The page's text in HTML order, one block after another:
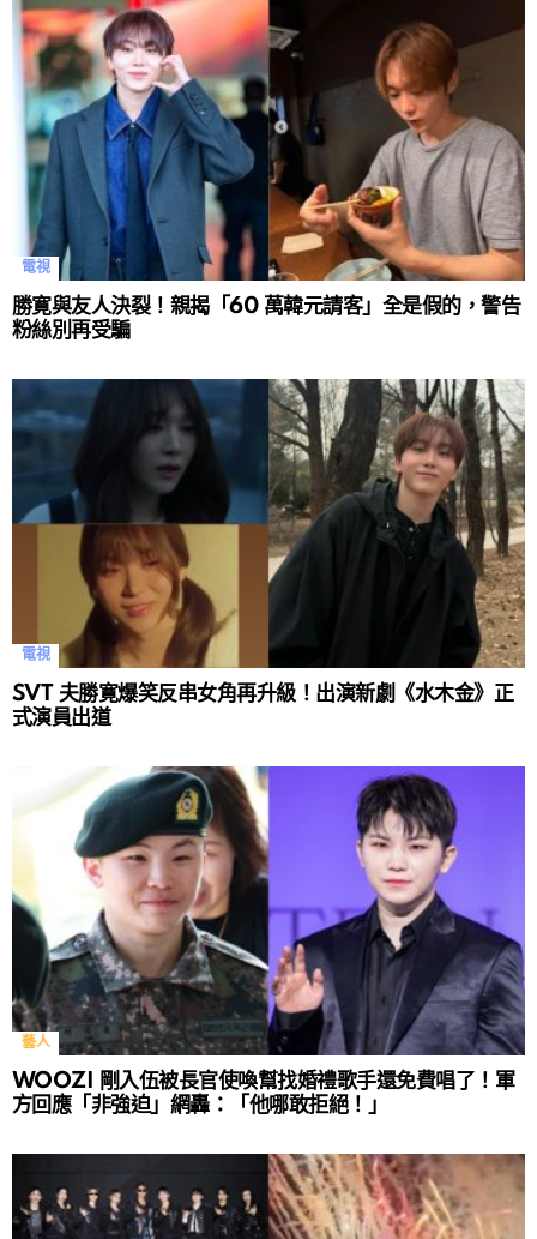
電視
勝寛與友人決裂！親揭「60 萬韓元請客」全是假的，警告
粉絲別再受騙
電視
SVT 夫勝寛爆笑反串女角再升級！出演新劇《水木金》正
式演員出道
藝人
WOOZI 剛入伍被長官使喚幫找婚禮歌手還免費唱了！軍
方回應「非強迫」網轟：「他哪敢拒絕！」